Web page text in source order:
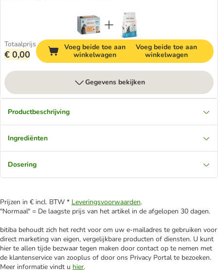
Totaalprijs
€ 0,00
Voeg beide toe aan
winkelwagen
Voeg beide toe aan
winkelwagen
Gegevens bekijken
Productbeschrijving
Ingrediënten
Dosering
Prijzen in € incl. BTW * Leveringsvoorwaarden.
"Normaal" = De laagste prijs van het artikel in de afgelopen 30 dagen.
bitiba behoudt zich het recht voor om uw e-mailadres te gebruiken voor
direct marketing van eigen, vergelijkbare producten of diensten. U kunt
hier te allen tijde bezwaar tegen maken door contact op te nemen met
de klantenservice van zooplus of door ons Privacy Portal te bezoeken.
Meer informatie vindt u hier.